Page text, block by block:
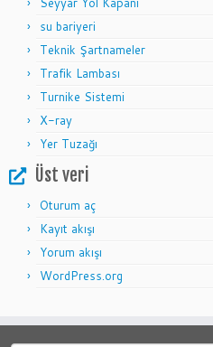
su bariyeri
Teknik Şartnameler
Trafik Lambası
Turnike Sistemi
X-ray
Yer Tuzağı
Üst veri
Oturum aç
Kayıt akışı
Yorum akışı
WordPress.org